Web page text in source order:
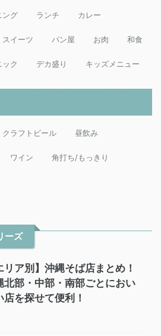
ング ランチ カレー
スイーツ パン屋 お肉 和食
ック デカ盛り キッズメニュー
クラフトビール 昼飲み
ワイン 角打ち/もっきり
ーズ
リア別】沖縄そば店まとめ！
北部・中部・南部ごとにおい
店を探せて便利！